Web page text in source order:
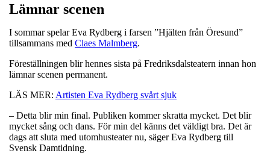
Lämnar scenen
I sommar spelar Eva Rydberg i farsen ”Hjälten från Öresund”
tillsammans med Claes Malmberg.
Föreställningen blir hennes sista på Fredriksdalsteatern innan hon
lämnar scenen permanent.
LÄS MER: Artisten Eva Rydberg svårt sjuk
– Detta blir min final. Publiken kommer skratta mycket. Det blir
mycket sång och dans. För min del känns det väldigt bra. Det är
dags att sluta med utomhusteater nu, säger Eva Rydberg till
Svensk Damtidning.